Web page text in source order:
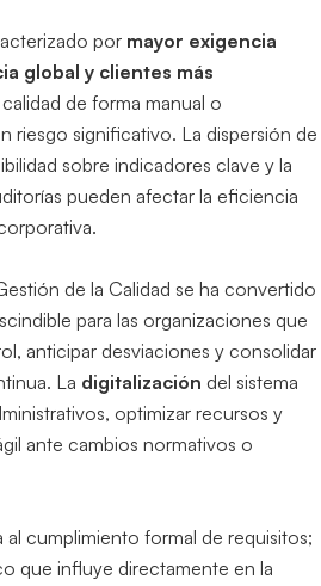
por mayor exigencia
global y clientes más
de forma manual o
riesgo significativo. La dispersión de
sobre indicadores clave y la
pueden afectar la eficiencia
de la Calidad se ha convertido
para las organizaciones que
anticipar desviaciones y consolidar
La digitalización del sistema
optimizar recursos y
ante cambios normativos o
al cumplimiento formal de requisitos;
que influye directamente en la